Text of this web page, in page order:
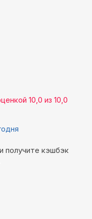
10,0 из 10,0
получите кэшбэк